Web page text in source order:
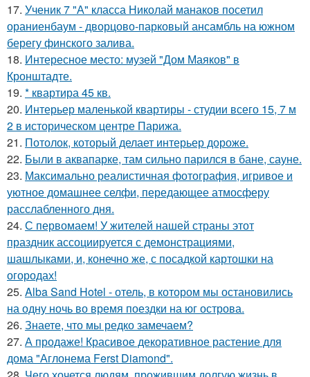
17. Ученик 7 "А" класса Николай манаков посетил
ораниенбаум - дворцово-парковый ансамбль на южном
берегу финского залива.
18. Интересное место: музей "Дом Маяков" в
Кронштадте.
19. * квартира 45 кв.
20. Интерьер маленькой квартиры - студии всего 15, 7 м
2 в историческом центре Парижа.
21. Потолок, который делает интерьер дороже.
22. Были в аквапарке, там сильно парился в бане, сауне.
23. Максимально реалистичная фотография, игривое и
уютное домашнее селфи, передающее атмосферу
расслабленного дня.
24. С первомаем! У жителей нашей страны этот
праздник ассоциируется с демонстрациями,
шашлыками, и, конечно же, с посадкой картошки на
огородах!
25. Alba Sand Hotel - отель, в котором мы остановились
на одну ночь во время поездки на юг острова.
26. Знаете, что мы редко замечаем?
27. А продаже! Красивое декоративное растение для
дома "Аглонема Ferst Diamond".